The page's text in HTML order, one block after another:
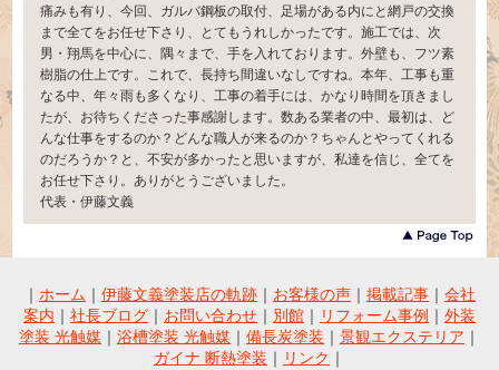
痛みも有り、今回、ガルバ鋼板の取付、足場がある内にと網戸の交換
まで全てをお任せ下さり、とてもうれしかったです。施工では、次
男・翔馬を中心に、隅々まで、手を入れております。外壁も、フツ素
樹脂の仕上です。これで、長持ち間違いなしですね。本年、工事も重
なる中、年々雨も多くなり、工事の着手には、かなり時間を頂きまし
たが、お待ちくださった事感謝します。数ある業者の中、最初は、ど
んな仕事をするのか？どんな職人が来るのか？ちゃんとやってくれる
のだろうか？と、不安が多かったと思いますが、私達を信じ、全てを
お任せ下さり。ありがとうございました。
代表・伊藤文義
ホーム 伊藤文義塗装店の軌跡 お客様の声 掲載記事
会社
案内
社長ブログ お問い合わせ 別館 リフォーム事例
外装
塗装 光触媒
浴槽塗装 光触媒 備長炭塗装 景観エクステリア
ガイナ 断熱塗装
リンク